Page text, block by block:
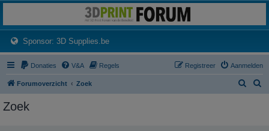
Het 3D print forum van de Benelux na de sluiting van 3dprintforum.nl
Sponsor: 3D Supplies.be(Opens a new tab)
Donaties V&A Regels Aanmelden
Registreer
Forumoverzicht Zoek
Zoek